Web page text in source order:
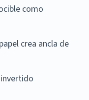
como
crea ancla de